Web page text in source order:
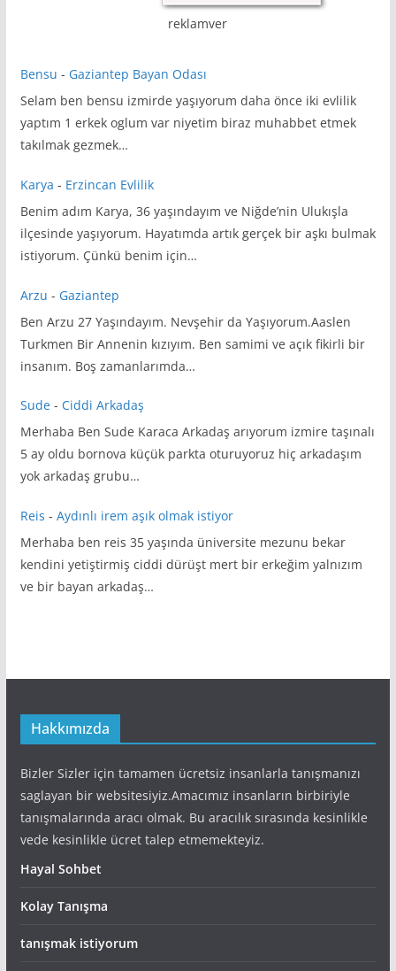
reklamver
Bensu - Gaziantep Bayan Odası
Selam ben bensu izmirde yaşıyorum daha önce iki evlilik
yaptım 1 erkek oglum var niyetim biraz muhabbet etmek
takılmak gezmek…
Karya - Erzincan Evlilik
Benim adım Karya, 36 yaşındayım ve Niğde’nin Ulukışla
ilçesinde yaşıyorum. Hayatımda artık gerçek bir aşkı bulmak
istiyorum. Çünkü benim için…
Arzu - Gaziantep
Ben Arzu 27 Yaşındayım. Nevşehir da Yaşıyorum.Aaslen
Turkmen Bir Annenin kızıyım. Ben samimi ve açık fikirli bir
insanım. Boş zamanlarımda…
Sude- Ciddi Arkadaş
Merhaba Ben Sude Karaca Arkadaş arıyorum izmire taşınalı
5 ay oldu bornova küçük parkta oturuyoruz hiç arkadaşım
yok arkadaş grubu…
Reis - Aydınlı irem aşık olmak istiyor
Merhaba ben reis 35 yaşında üniversite mezunu bekar
kendini yetiştirmiş ciddi dürüşt mert bir erkeğim yalnızım
ve bir bayan arkadaş…
Hakkımızda
Bizler Sizler için tamamen ücretsiz insanlarla tanışmanızı
saglayan bir websitesiyiz.Amacımız insanların birbiriyle
tanışmalarında aracı olmak. Bu aracılık sırasında kesinlikle
vede kesinlikle ücret talep etmemekteyiz.
Hayal Sohbet
Kolay Tanışma
tanışmak istiyorum